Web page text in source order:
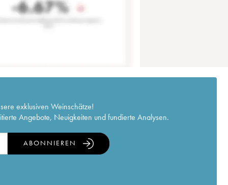
exklusiven Weinschätze!
Angebote, Neuigkeiten und fundierte Analysen.
ABONNIEREN